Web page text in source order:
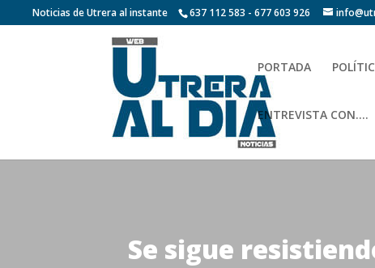
Noticias de Utrera al instante 637 112 583 - 677 603 926
PORTADA
ENTREVISTA CON….
Se sigue